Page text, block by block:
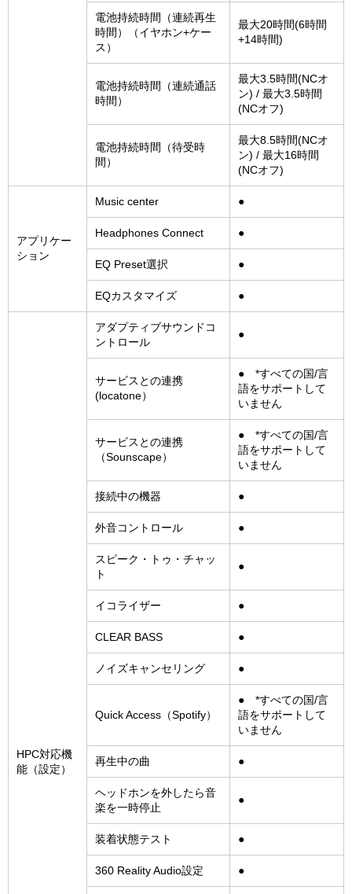
電池持続時間（連続再生
時間）（イヤホン+ケー
ス）
最大20時間(6時間
+14時間)
電池持続時間（連続通話
時間）
最大3.5時間(NCオ
ン) / 最大3.5時間
(NCオフ)
電池持続時間（待受時
間）
最大8.5時間(NCオ
ン) / 最大16時間
(NCオフ)
アプリケー
ション
Music center ●
Headphones Connect ●
EQ Preset選択 ●
EQカスタマイズ ●
HPC対応機
能（設定）
アダプティブサウンドコ
ントロール
●
サービスとの連携
(locatone）
● *すべての国/言
語をサポートして
いません
サービスとの連携
（Sounscape）
● *すべての国/言
語をサポートして
いません
接続中の機器 ●
外音コントロール ●
スピーク・トゥ・チャッ
ト
●
イコライザー ●
CLEAR BASS ●
ノイズキャンセリング ●
Quick Access（Spotify）
● *すべての国/言
語をサポートして
いません
再生中の曲 ●
ヘッドホンを外したら音
楽を一時停止
●
装着状態テスト ●
360 Reality Audio設定 ●